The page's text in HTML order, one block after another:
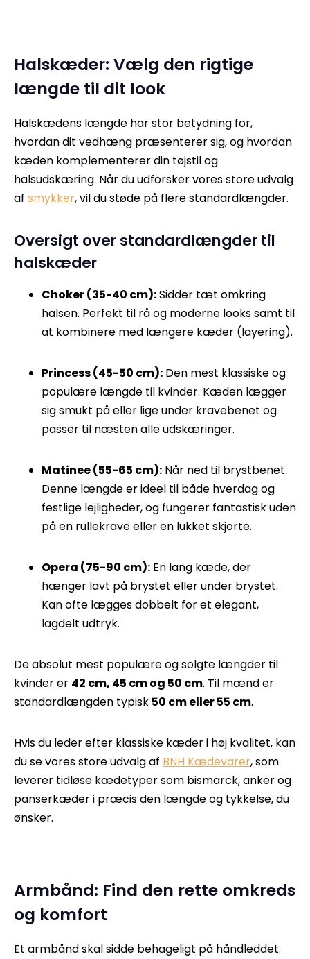
Halskæder: Vælg den rigtige
længde til dit look
Halskædens længde har stor betydning for,
hvordan dit vedhæng præsenterer sig, og hvordan
kæden komplementerer din tøjstil og
halsudskæring. Når du udforsker vores store udvalg
af smykker, vil du støde på flere standardlængder.
Oversigt over standardlængder til
halskæder
Choker (35-40 cm):Sidder tæt omkring
halsen. Perfekt til rå og moderne looks samt til
at kombinere med længere kæder (layering).
Princess (45-50 cm): Den mest klassiske og
populære længde til kvinder. Kæden lægger
sig smukt på eller lige under kravebenet og
passer til næsten alle udskæringer.
Matinee (55-65 cm): Når ned til brystbenet.
Denne længde er ideel til både hverdag og
festlige lejligheder, og fungerer fantastisk uden
på en rullekrave eller en lukket skjorte.
Opera (75-90 cm): En lang kæde, der
hænger lavt på brystet eller under brystet.
Kan ofte lægges dobbelt for et elegant,
lagdelt udtryk.
De absolut mest populære og solgte længder til
kvinder er 42 cm, 45 cm og 50 cm. Til mænd er
standardlængden typisk 50 cm eller 55 cm.
Hvis du leder efter klassiske kæder i høj kvalitet, kan
du se vores store udvalg af BNH Kædevarer, som
leverer tidløse kædetyper som bismarck, anker og
panserkæder i præcis den længde og tykkelse, du
ønsker.
Armbånd: Find den rette omkreds
og komfort
Et armbånd skal sidde behageligt på håndleddet.